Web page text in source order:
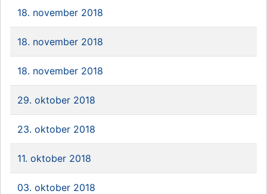
18. november 2018
18. november 2018
18. november 2018
29. oktober 2018
23. oktober 2018
11. oktober 2018
03. oktober 2018